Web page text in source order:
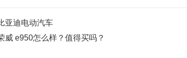
亚迪电动汽车
威 e950怎么样？值得买吗？